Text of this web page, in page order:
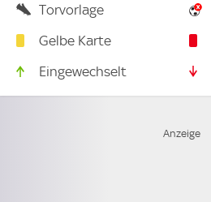
Torvorlage
Gelbe Karte
Eingewechselt